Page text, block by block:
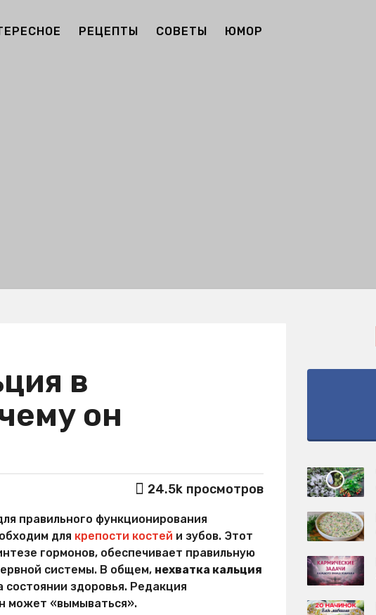
РЕЦЕПТЫ СОВЕТЫ ЮМОР
в
он
24.5k просмотров
правильного функционирования
для крепости костей и зубов. Этот
гормонов, обеспечивает правильную
системы. В общем, нехватка кальция
состоянии здоровья. Редакция
может «вымываться».